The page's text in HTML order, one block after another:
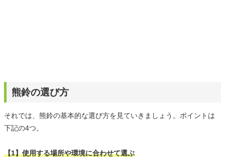
熊鈴の選び方
それでは、熊鈴の基本的な選び方を見ていきましょう。ポイントは
下記の4つ。
【1】使用する場所や環境に合わせて選ぶ